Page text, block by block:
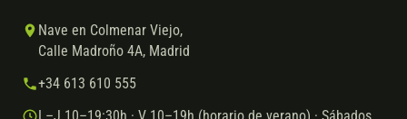
Nave en Colmenar Viejo,
Calle Madroño 4A, Madrid
+34 613 610 555